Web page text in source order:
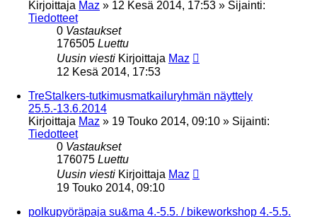
Kirjoittaja Maz » 12 Kesä 2014, 17:53 » Sijainti:
Tiedotteet
0 Vastaukset
176505 Luettu
Uusin viesti Kirjoittaja Maz
12 Kesä 2014, 17:53
TreStalkers-tutkimusmatkailuryhmän näyttely
25.5.-13.6.2014
Kirjoittaja Maz » 19 Touko 2014, 09:10 » Sijainti:
Tiedotteet
0 Vastaukset
176075 Luettu
Uusin viesti Kirjoittaja Maz
19 Touko 2014, 09:10
polkupyöräpaja su&ma 4.-5.5. / bikeworkshop 4.-5.5.